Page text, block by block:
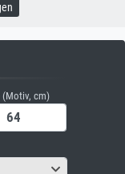
(Motiv, cm)